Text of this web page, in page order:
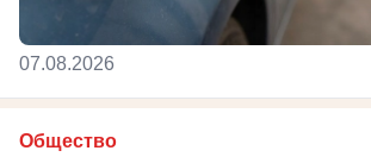
07.08.2026
Общество